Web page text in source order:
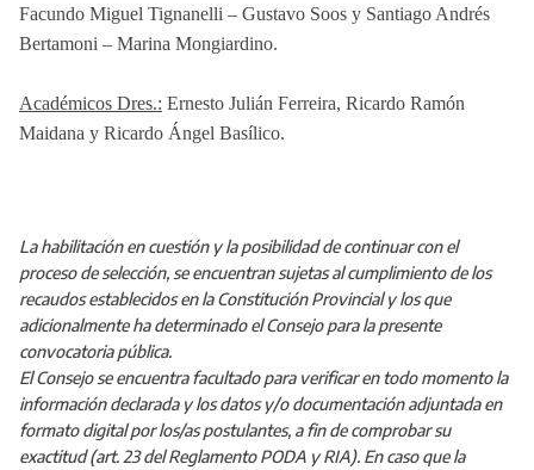
Facundo Miguel Tignanelli – Gustavo Soos y Santiago Andrés
Bertamoni – Marina Mongiardino.
Académicos Dres.: Ernesto Julián Ferreira, Ricardo Ramón
Maidana y Ricardo Ángel Basílico.
La habilitación en cuestión y la posibilidad de continuar con el
proceso de selección, se encuentran sujetas al cumplimiento de los
recaudos establecidos en la Constitución Provincial y los que
adicionalmente ha determinado el Consejo para la presente
convocatoria pública.
El Consejo se encuentra facultado para verificar en todo momento la
información declarada y los datos y/o documentación adjuntada en
formato digital por los/as postulantes, a fin de comprobar su
exactitud (art. 23 del Reglamento PODA y RIA). En caso que la